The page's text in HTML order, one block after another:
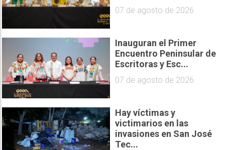
07 de agosto de 2026
Inauguran el Primer
Encuentro Peninsular de
Escritoras y Esc...
07 de agosto de 2026
Hay víctimas y
victimarios en las
invasiones en San José
Tec...